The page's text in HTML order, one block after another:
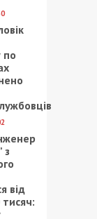
по
з
від